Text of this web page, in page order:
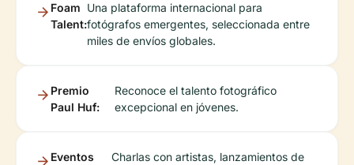
Foam
Talent:
Una plataforma internacional para
fotógrafos emergentes, seleccionada entre
miles de envíos globales.
Premio
Paul Huf:
Reconoce el talento fotográfico
excepcional en jóvenes.
Eventos
Charlas con artistas, lanzamientos de